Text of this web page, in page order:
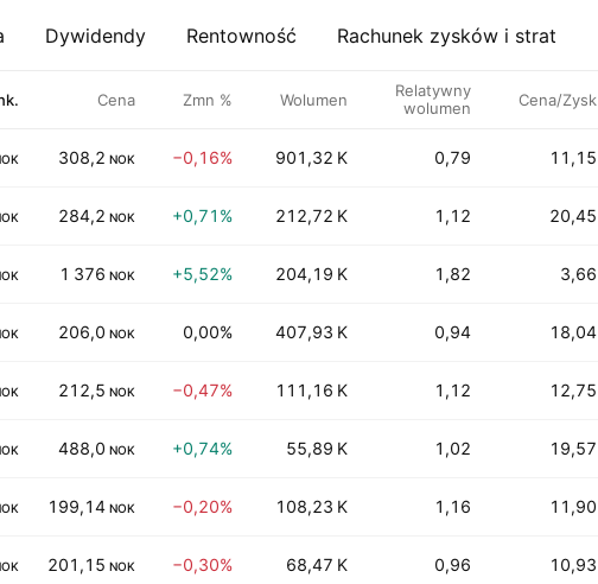
Dywidendy Rentowność Rachunek zysków i strat
Cena Zmn % Wolumen
Relatywny
wolumen
Cena/Zysk
308,2 NOK −0,16% 901,32 K 0,79 11,15
284,2 NOK +0,71% 212,72 K 1,12 20,45
1 376 NOK +5,52% 204,19 K 1,82 3,66
206,0 NOK 0,00% 407,93 K 0,94 18,04
212,5 NOK −0,47% 111,16 K 1,12 12,75
488,0 NOK +0,74% 55,89 K 1,02 19,57
199,14 NOK −0,20% 108,23 K 1,16 11,90
201,15 NOK −0,30% 68,47 K 0,96 10,93